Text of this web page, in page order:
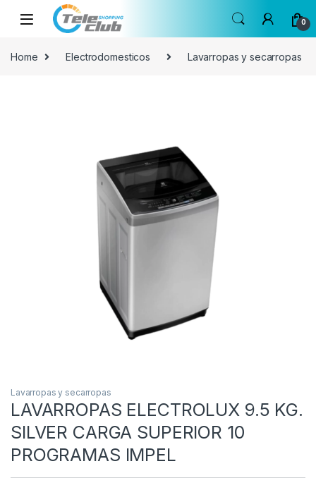
Skip to navigation
Skip to content
0
Home Electrodomesticos Lavarropas y secarropas
Lavarropas y secarropas
LAVARROPAS ELECTROLUX 9.5 KG.
SILVER CARGA SUPERIOR 10
PROGRAMAS IMPEL